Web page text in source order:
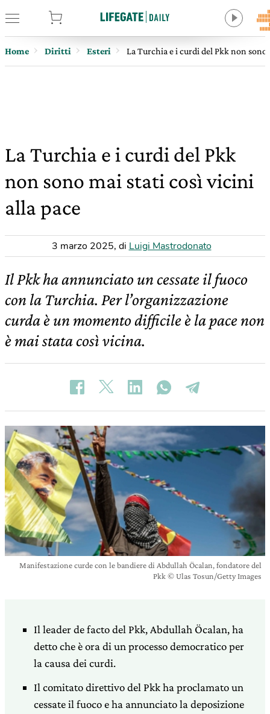
Home Diritti Esteri La Turchia e i curdi del Pkk non
La Turchia e i curdi del Pkk
non sono mai stati così vicini
alla pace
3 marzo 2025, di Luigi Mastrodonato
Il Pkk ha annunciato un cessate il fuoco
con la Turchia. Per l’organizzazione
curda è un momento difficile è la pace non
è mai stata così vicina.
Manifestazione curde con le bandiere di Abdullah Öcalan, fondatore del
Pkk © Ulas Tosun/Getty Images
Il leader de facto del Pkk, Abdullah Öcalan, ha
detto che è ora di un processo democratico per
la causa dei curdi.
Il comitato direttivo del Pkk ha proclamato un
cessate il fuoco e ha annunciato la deposizione